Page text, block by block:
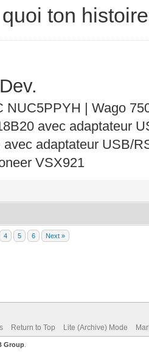
ton
NUC5PPYH | Wago
avec adaptateur
adaptateur USB/
VSX921
4 5 6 Next »
Return to Top Lite (Archive) Mode
Group